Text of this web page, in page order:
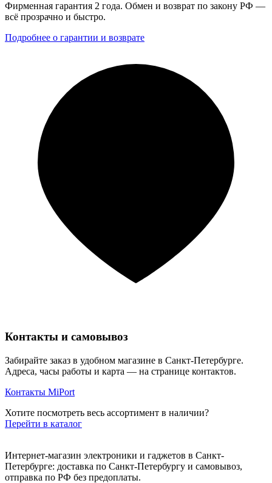
Фирменная гарантия 2 года. Обмен и возврат по закону РФ —
всё прозрачно и быстро.
Подробнее о гарантии и возврате
Контакты и самовывоз
Забирайте заказ в удобном магазине в Санкт-Петербурге.
Адреса, часы работы и карта — на странице контактов.
Контакты MiPort
Хотите посмотреть весь ассортимент в наличии?
Перейти в каталог
Интернет-магазин электроники и гаджетов в Санкт-
Петербурге: доставка по Санкт-Петербургу и самовывоз,
отправка по РФ без предоплаты.